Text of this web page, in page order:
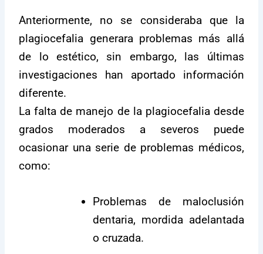
Anteriormente, no se consideraba que la
plagiocefalia generara problemas más allá
de lo estético, sin embargo, las últimas
investigaciones han aportado información
diferente.
La falta de manejo de la plagiocefalia desde
grados moderados a severos puede
ocasionar una serie de problemas médicos,
como:
Problemas de maloclusión
dentaria, mordida adelantada
o cruzada.